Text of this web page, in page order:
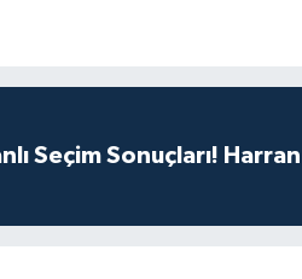
Seçim Sonuçları! Harran